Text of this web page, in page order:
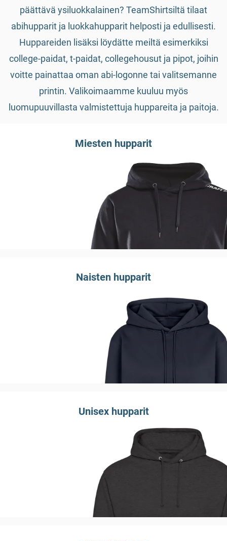
päättävä ysiluokkalainen? TeamShirtsiltä tilaat
abihupparit ja luokkahupparit helposti ja edullisesti.
Huppareiden lisäksi löydätte meiltä esimerkiksi
college-paidat, t-paidat, collegehousut ja pipot, joihin
voitte painattaa oman abi-logonne tai valitsemanne
printin. Valikoimaamme kuuluu myös
luomupuuvillasta valmistettuja huppareita ja paitoja.
Miesten hupparit
Naisten hupparit
Unisex hupparit